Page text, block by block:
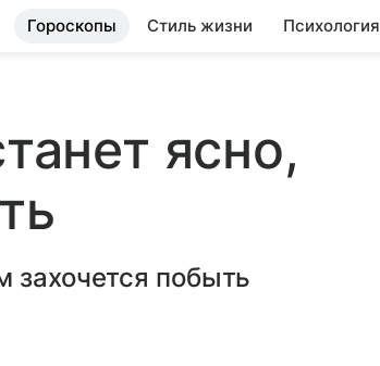
Гороскопы Стиль жизни Психология
ясно,
захочется побыть